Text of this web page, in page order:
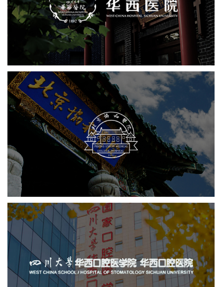
网页设计 医院 医院网站建设 医药医疗
协和医院
医院网站建设 医药医疗 定制开发
四川大学华西口腔医院
医药医疗 医院 医院网站建设 互联网医院